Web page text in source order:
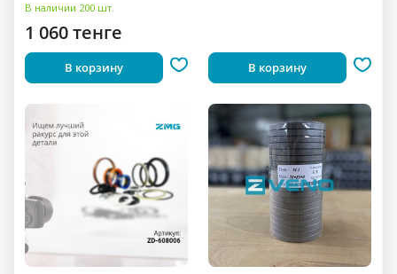
В наличии 200 шт.
1 060 тенге
В корзину В корзину